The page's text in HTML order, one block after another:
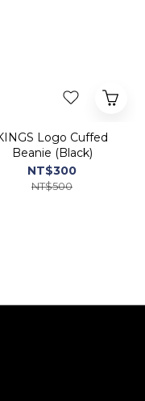
Logo Cuffed
Beanie (Black)
NT$300
NT$500